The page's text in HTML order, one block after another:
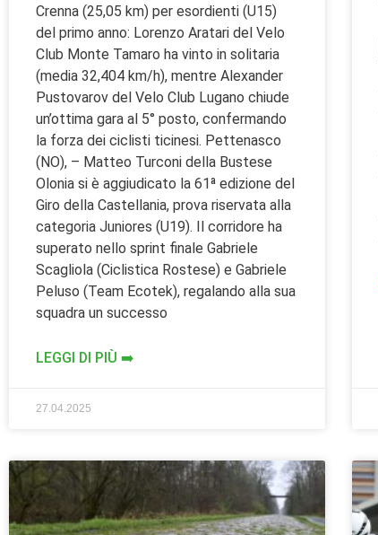
Crenna (25,05 km) per esordienti (U15)
del primo anno: Lorenzo Aratari del Velo
Club Monte Tamaro ha vinto in solitaria
(media 32,404 km/h), mentre Alexander
Pustovarov del Velo Club Lugano chiude
un’ottima gara al 5° posto, confermando
la forza dei ciclisti ticinesi. Pettenasco
(NO), – Matteo Turconi della Bustese
Olonia si è aggiudicato la 61ª edizione del
Giro della Castellania, prova riservata alla
categoria Juniores (U19). Il corridore ha
superato nello sprint finale Gabriele
Scagliola (Ciclistica Rostese) e Gabriele
Peluso (Team Ecotek), regalando alla sua
squadra un successo
LEGGI DI PIÙ ➡️
27.04.2025